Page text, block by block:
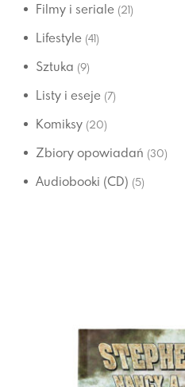
Filmy i seriale (21)
Lifestyle (41)
Sztuka (9)
Listy i eseje (7)
Komiksy (20)
Zbiory opowiadań (30)
Audiobooki (CD) (5)